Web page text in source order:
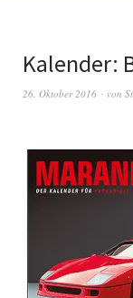
Kalender:
26. Oktober 2016 von